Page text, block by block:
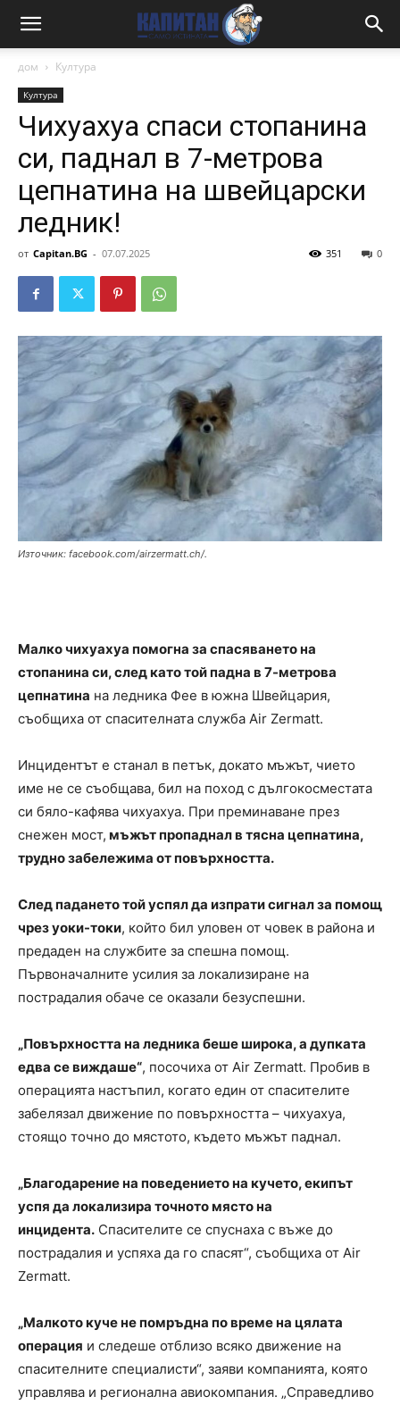
дом Култура
Култура
Чихуахуа спаси стопанина
си, паднал в 7-метрова
цепнатина на швейцарски
ледник!
от Capitan.BG - 07.07.2025 0
351
Източник: facebook.com/airzermatt.ch/.
Малко чихуахуа помогна за спасяването на
стопанина си, след като той падна в 7-метрова
цепнатина на ледника Фее в южна Швейцария,
съобщиха от спасителната служба Air Zermatt.
Инцидентът е станал в петък, докато мъжът, чието
име не се съобщава, бил на поход с дългокосместата
си бяло-кафява чихуахуа. При преминаване през
снежен мост, мъжът пропаднал в тясна цепнатина,
трудно забележима от повърхността.
След падането той успял да изпрати сигнал за помощ
чрез уоки-токи, който бил уловен от човек в района и
предаден на службите за спешна помощ.
Първоначалните усилия за локализиране на
пострадалия обаче се оказали безуспешни.
„Повърхността на ледника беше широка, а дупката
едва се виждаше“, посочиха от Air Zermatt. Пробив в
операцията настъпил, когато един от спасителите
забелязал движение по повърхността – чихуахуа,
стоящо точно до мястото, където мъжът паднал.
„Благодарение на поведението на кучето, екипът
успя да локализира точното място на
инцидента. Спасителите се спуснаха с въже до
пострадалия и успяха да го спасят“, съобщиха от Air
Zermatt.
„Малкото куче не помръдна по време на цялата
операция и следеше отблизо всяко движение на
спасителните специалисти“, заяви компанията, която
управлява и регионална авиокомпания. „Справедливо